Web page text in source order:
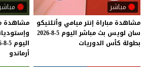
مباشر
مشاهدة مباراة إنترميامي وأتلتيكو
سان لويس بث مباشر اليوم 5-8-2026
بطولة كأس الدوريات
مشاهدة
اليوم 5-8-2026 قمة ألبرتو خوسيه
أرماندو